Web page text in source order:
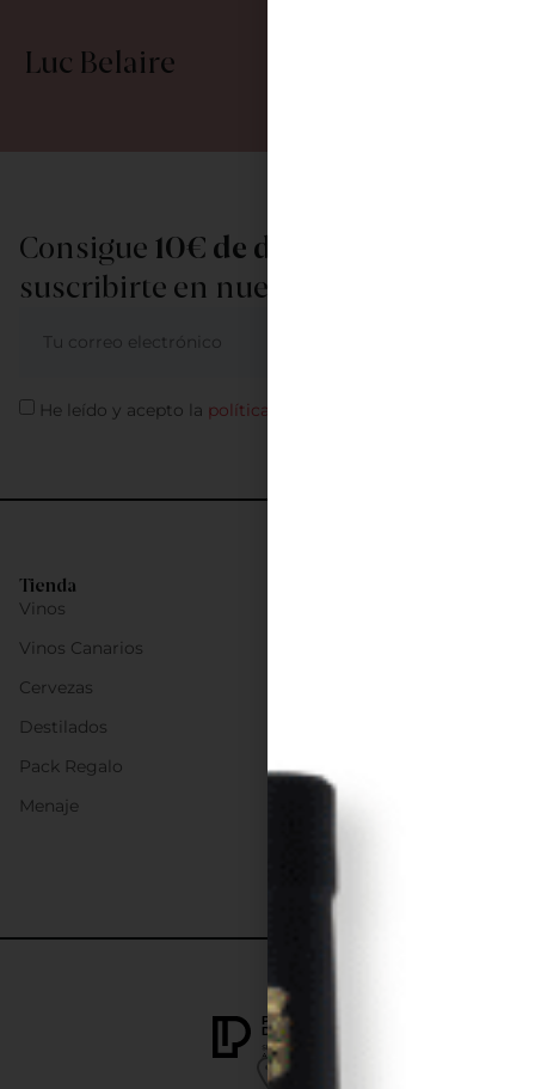
Luc Belaire
Tienda
Vinos
Vinos Canarios
Cervezas
Destilados
Pack Regalo
Menaje
Consigue 10€ de descuento
suscribirte en nuestra newsletter
He leído y acepto la política de privacidad